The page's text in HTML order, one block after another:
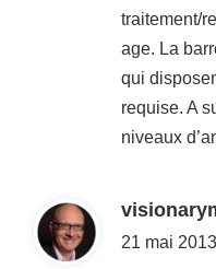
traitement/
age. La
qui
requise. A
niveaux
21 mai